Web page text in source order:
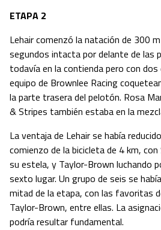
ETAPA 2
Lehair comenzó la natación de 300
segundos intacta por delante de las
todavía en la contienda pero con
equipo de Brownlee Racing
la parte trasera del pelotón. Rosa
& Stripes también estaba en la
La ventaja de Lehair se había
comienzo de la bicicleta de 4 km, con
su estela, y Taylor-Brown luchando
sexto lugar. Un grupo de seis se
mitad de la etapa, con las favoritas
Taylor-Brown, entre ellas. La
podría resultar fundamental.